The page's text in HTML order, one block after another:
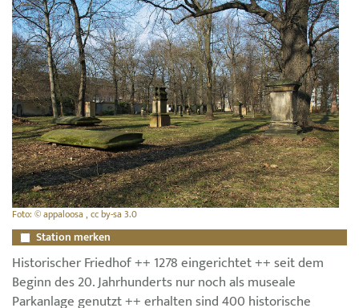
Foto: © appaloosa , cc by-sa 3.0
Station merken
Historischer Friedhof ++ 1278 eingerichtet ++ seit dem
Beginn des 20. Jahrhunderts nur noch als museale
Parkanlage genutzt ++ erhalten sind 400 historische